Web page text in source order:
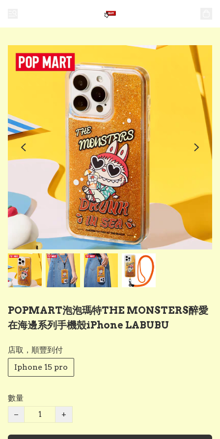
POPMART泡泡瑪特THE MONSTERS醉愛
在海邊系列手機殼iPhone LABUBU
店取，順豐到付
Iphone 15 pro
數量
−
+